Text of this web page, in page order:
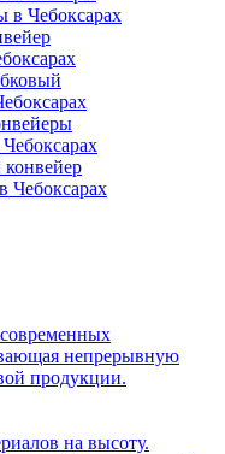
в Чебоксарах
Чебоксарах
непрерывную
продукции.
на высоту.